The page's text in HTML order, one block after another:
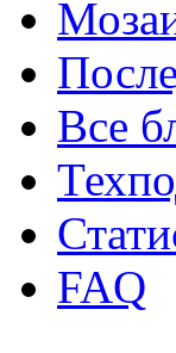
Все
FAQ